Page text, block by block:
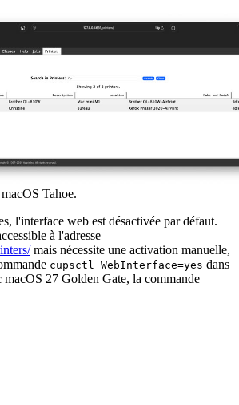
Tahoe.
l'interface web est désactivée par défaut.
à l'adresse
mais nécessite une activation manuelle,
cupsctl WebInterface=yes dans
27 Golden Gate, la commande